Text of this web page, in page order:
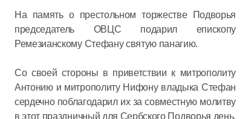
На память о престольном торжестве Подворья
председатель ОВЦС подарил епископу
Ремезианскому Стефану святую панагию.
Со своей стороны в приветствии к митрополиту
Антонию и митрополиту Нифону владыка Стефан
сердечно поблагодарил их за совместную молитву
в этот праздничный для Сербского Подворья день.